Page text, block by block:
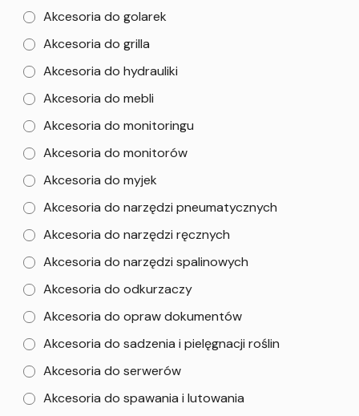
Akcesoria do golarek
Akcesoria do grilla
Akcesoria do hydrauliki
Akcesoria do mebli
Akcesoria do monitoringu
Akcesoria do monitorów
Akcesoria do myjek
Akcesoria do narzędzi pneumatycznych
Akcesoria do narzędzi ręcznych
Akcesoria do narzędzi spalinowych
Akcesoria do odkurzaczy
Akcesoria do opraw dokumentów
Akcesoria do sadzenia i pielęgnacji roślin
Akcesoria do serwerów
Akcesoria do spawania i lutowania